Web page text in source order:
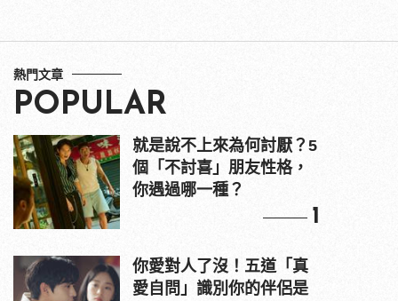
熱門文章
POPULAR
就是說不上來為何討厭？5
個「不討喜」朋友性格，
你遇過哪一種？
1
你愛對人了沒！五道「真
愛自問」識別你的伴侶是